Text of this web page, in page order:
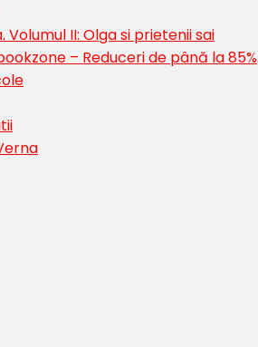
II: Olga si prietenii sai
– Reduceri de până la 85%